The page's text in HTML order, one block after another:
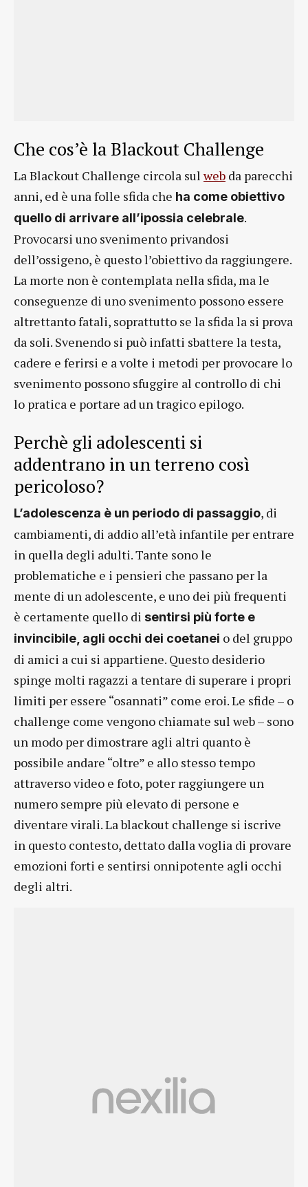
Che cos’è la Blackout Challenge
La Blackout Challenge circola sulweb da parecchi
anni, ed è una folle sfida che ha come obiettivo
quello di arrivare all’ipossia celebrale.
Provocarsi uno svenimento privandosi
dell’ossigeno, è questo l’obiettivo da raggiungere.
La morte non è contemplata nella sfida, ma le
conseguenze di uno svenimento possono essere
altrettanto fatali, soprattutto se la sfida la si prova
da soli. Svenendo si può infatti sbattere la testa,
cadere e ferirsi e a volte i metodi per provocare lo
svenimento possono sfuggire al controllo di chi
lo pratica e portare ad un tragico epilogo.
Perchè gli adolescenti si
addentrano in un terreno così
pericoloso?
L’adolescenza è un periodo di passaggio, di
cambiamenti, di addio all’età infantile per entrare
in quella degli adulti. Tante sono le
problematiche e i pensieri che passano per la
mente di un adolescente, e uno dei più frequenti
è certamente quello di sentirsi più forte e
invincibile, agli occhi dei coetanei o del gruppo
di amici a cui si appartiene. Questo desiderio
spinge molti ragazzi a tentare di superare i propri
limiti per essere “osannati” come eroi. Le sfide – o
challenge come vengono chiamate sul web – sono
un modo per dimostrare agli altri quanto è
possibile andare “oltre” e allo stesso tempo
attraverso video e foto, poter raggiungere un
numero sempre più elevato di persone e
diventare virali. La blackout challenge si iscrive
in questo contesto, dettato dalla voglia di provare
emozioni forti e sentirsi onnipotente agli occhi
degli altri.